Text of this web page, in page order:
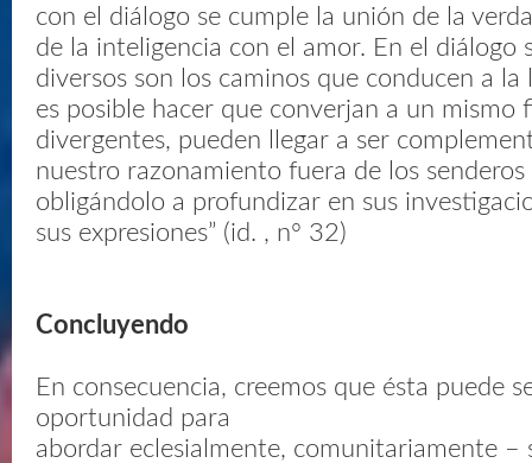
con el diálogo se cumple la unión de la
de la inteligencia con el amor. En el diálogo
diversos son los caminos que conducen a la
es posible hacer que converjan a un mismo
divergentes, pueden llegar a ser
nuestro razonamiento fuera de los senderos
obligándolo a profundizar en sus
sus expresiones” (id. , nº 32)
Concluyendo
En consecuencia, creemos que ésta puede
oportunidad para
abordar eclesialmente, comunitariamente –